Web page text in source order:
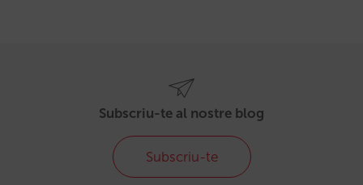
Subscriu-te al nostre blog
Subscriu-te